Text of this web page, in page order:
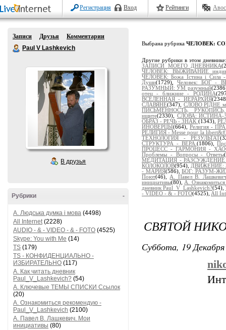
Регистрация Вход Рейтинги
Записи Друзья
Комментарии
Paul V Lashkevich
В друзья
-
Рубрики
A. Людська думка і мова (4498)
All Internet(2228)
AUDIO - & - VIDEO - & - FOTO (4525)
Skype: You with Me (14)
TS (179)
TS - КОНФИДЕНЦИАЛЬНО -
ИЗБИРАТЕЛЬНО (117)
А. Как читать дневник
Paul_V_Lashkevich? (54)
А. Ключевые ТЕМЫ СПИСКИ Ссылок
(20)
А. Ознакомиться рекомендую -
Paul_V_Lashkevich (2100)
А. Павел В. Лашкевич. Мои
инициативы (80)
Выбрана рубрика ЧЕЛОВЕК:
Другие рубрики в этом
ЗАПИСИ МОЕГО ДНЕВНИКА
ЧЕЛОВЕК: ВЫЖИВАНИЕ
ЧЕЛОВЕК: Божа Істина і
Души(1729),Человек: БОГ -
РАЗУМНЫЙ: УМ разумный
отец - ближние - РОДИНА
ВСЕЛЕННАЯ - ИЕРАРХИЯ
СЛАВЯНЕ(347), СЛОВО РІДНЕ
ПИСЬМЕННОСТЬ,
ищите(2330), СЛОВА:
ОБРАЗ - РЕЧЬ - ЗНАК (1343),
ИНОВЕРЦЫ(664), Религия -
РЕЛИГИЯ - Messe pour la
ТЕХНОЛОГИЯ - РЕЗУЛЬТАТ
СТРУКТУРА - ВЕРА. (1806),
ПРОЦЕСС - ГАРМОНИЯ -
Проблемы - Вопросы - Ответы
МЕДИТАЦИЯ - РАЗСУЖДЕНИЕ -
КОЛОКОЛОВ(954), ДВИЖЕНИЕ:
- МАРИЯ(586),БОГ: РАЗУМ-
Поют(46), А. Павел В.
инициативы(80), А.
дневник Paul_V_Lashkevich?(54),
- VIDEO - & - FOTO(4525), All
СВЯТОЙ
Суббота, 19